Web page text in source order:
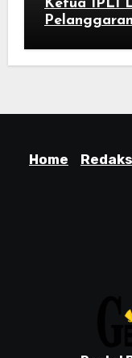
Ketua IPLI
Home